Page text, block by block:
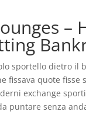
–
sportello dietro il
fissava quote
exchange
puntare senza